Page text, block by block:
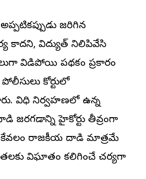
జరిగిన
కాదని, విద్యుత్ నిలిపివేసి
విడిపోయి పథకం ప్రకారం
కోర్టులో
విధి నిర్వహణలో ఉన్న
జరగడాన్ని హైకోర్టు తీవ్రంగా
కేవలం రాజకీయ దాడి మాత్రమే
విఘాతం కలిగించే చర్యగా